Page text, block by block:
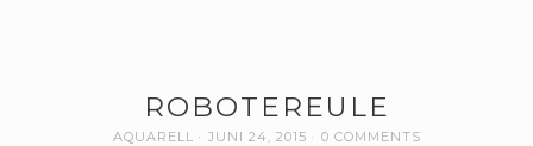
ROBOTEREULE
AQUARELL JUNI 24, 2015 0 COMMENTS